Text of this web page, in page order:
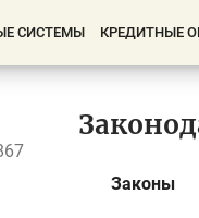
СИСТЕМЫ КРЕДИТНЫЕ
Законы